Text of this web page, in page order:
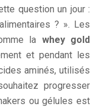
question un jour :
? ». Les
la whey gold
et pendant les
aminés, utilisés
progresser
ou gélules est